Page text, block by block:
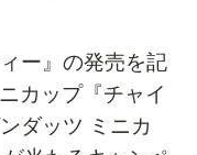
ー』の発売を記
カップ『チャイ
ダッツ ミニカ